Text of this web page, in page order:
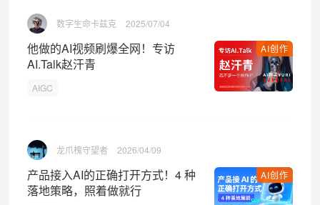
数字生命卡兹克 2025/07/04
AI创作
他做的AI视频刷爆全网！专访
AI.Talk赵汗青
AIGC
龙爪槐守望者 2026/04/09
AI创作
产品接入AI的正确打开方式！4 种
落地策略，照着做就行